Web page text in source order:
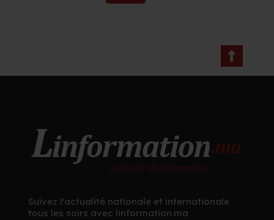
Suivez l'actualité nationale et internationale
tous les soirs avec linformation.ma